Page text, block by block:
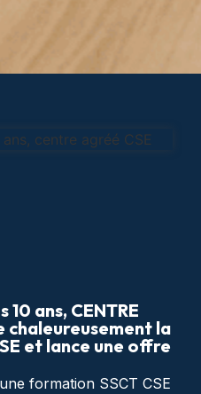
10 ans, CENTRE
chaleureusement la
et lance une offre
formation SSCT CSE